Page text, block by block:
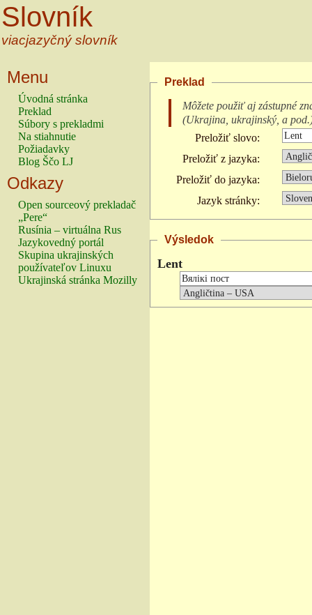
Slovník
viacjazyčný slovník
Menu
Úvodná stránka
Preklad
Súbory s prekladmi
Na stiahnutie
Požiadavky
Blog Ščo LJ
Odkazy
Open sourceový prekladač
„Pere“
Rusínia – virtuálna Rus
Jazykovedný portál
Skupina ukrajinských
používateľov Linuxu
Ukrajinská stránka Mozilly
Preklad
Môžete použiť aj zástupné
(Ukrajina, ukrajinský, a pod.
Preložiť slovo:
Preložiť z jazyka:
Preložiť do jazyka:
Jazyk stránky:
Výsledok
Lent